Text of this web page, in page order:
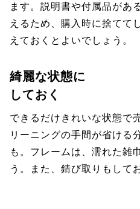
ます。説明書や付属品があ
えるため、購入時に捨てて
えておくとよいでしょう。
綺麗な状態に
しておく
できるだけきれいな状態で
リーニングの手間が省ける
も。フレームは、濡れた雑
う。また、錆び取りもして